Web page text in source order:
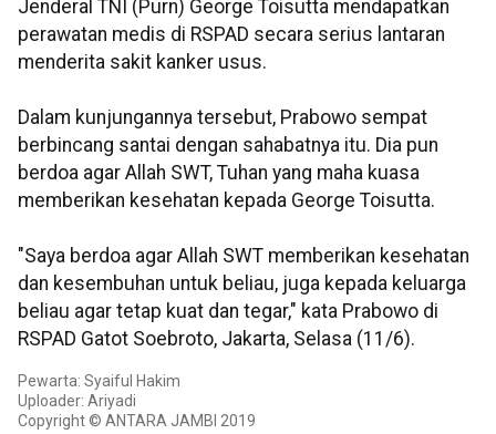
Jenderal TNI (Purn) George Toisutta mendapatkan
perawatan medis di RSPAD secara serius lantaran
menderita sakit kanker usus.
Dalam kunjungannya tersebut, Prabowo sempat
berbincang santai dengan sahabatnya itu. Dia pun
berdoa agar Allah SWT, Tuhan yang maha kuasa
memberikan kesehatan kepada George Toisutta.
"Saya berdoa agar Allah SWT memberikan kesehatan
dan kesembuhan untuk beliau, juga kepada keluarga
beliau agar tetap kuat dan tegar," kata Prabowo di
RSPAD Gatot Soebroto, Jakarta, Selasa (11/6).
Pewarta: Syaiful Hakim
Uploader: Ariyadi
Copyright © ANTARA JAMBI 2019